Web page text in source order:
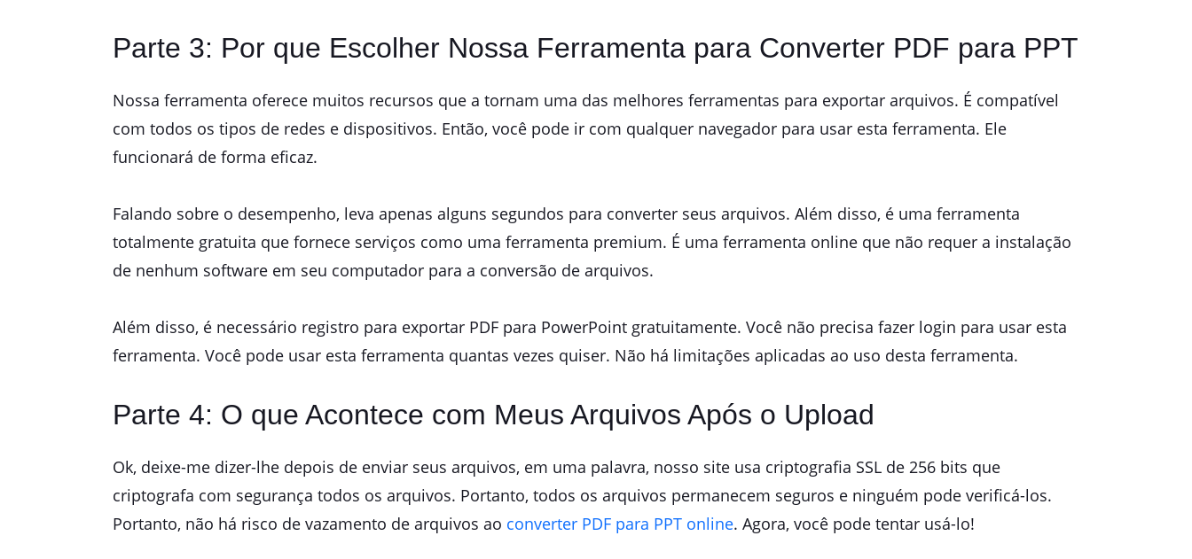
Parte 3: Por que Escolher Nossa Ferramenta para Converter PDF para PPT
Nossa ferramenta oferece muitos recursos que a tornam uma das melhores ferramentas para exportar arquivos. É compatível
com todos os tipos de redes e dispositivos. Então, você pode ir com qualquer navegador para usar esta ferramenta. Ele
funcionará de forma eficaz.
Falando sobre o desempenho, leva apenas alguns segundos para converter seus arquivos. Além disso, é uma ferramenta
totalmente gratuita que fornece serviços como uma ferramenta premium. É uma ferramenta online que não requer a instalação
de nenhum software em seu computador para a conversão de arquivos.
Além disso, é necessário registro para exportar PDF para PowerPoint gratuitamente. Você não precisa fazer login para usar esta
ferramenta. Você pode usar esta ferramenta quantas vezes quiser. Não há limitações aplicadas ao uso desta ferramenta.
Parte 4: O que Acontece com Meus Arquivos Após o Upload
Ok, deixe-me dizer-lhe depois de enviar seus arquivos, em uma palavra, nosso site usa criptografia SSL de 256 bits que
criptografa com segurança todos os arquivos. Portanto, todos os arquivos permanecem seguros e ninguém pode verificá-los.
Portanto, não há risco de vazamento de arquivos ao converter PDF para PPT online. Agora, você pode tentar usá-lo!